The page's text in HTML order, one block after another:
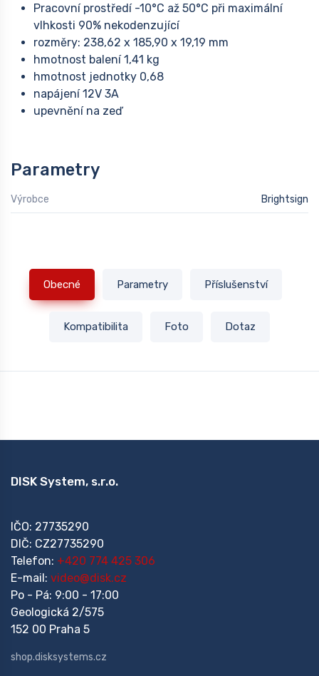
Pracovní prostředí -10°C až 50°C při maximální
vlhkosti 90% nekodenzující
rozměry: 238,62 x 185,90 x 19,19 mm
hmotnost balení 1,41 kg
hmotnost jednotky 0,68
napájení 12V 3A
upevnění na zeď
Parametry
Výrobce Brightsign
Obecné Parametry Příslušenství
Kompatibilita Foto Dotaz
DISK System, s.r.o.
IČO: 27735290
DIČ: CZ27735290
Telefon: +420 774 425 306
E-mail: video@disk.cz
Po - Pá: 9:00 - 17:00
Geologická 2/575
152 00 Praha 5
shop.disksystems.cz